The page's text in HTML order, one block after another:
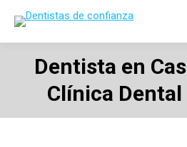
Dentista en
Clínica